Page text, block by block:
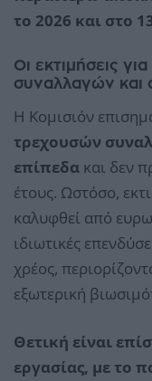
το 2026 και στο
Οι εκτιμήσεις
συναλλαγών και
Η Κομισιόν
τρεχουσών
επίπεδα και δεν
έτους. Ωστόσο,
καλυφθεί από
ιδιωτικές
χρέος,
εξωτερική
Θετική είναι
εργασίας, με το